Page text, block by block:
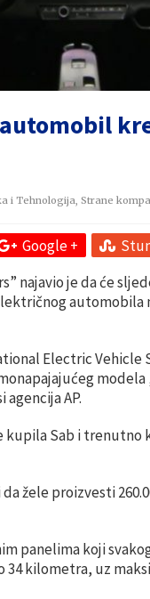
i Tehnologija, Strane
Google +
najavio je da će
automobila
Electric Vehicle
modela
AP.
kupila Sab i
žele proizvesti
panelima koji
34 kilometra, uz